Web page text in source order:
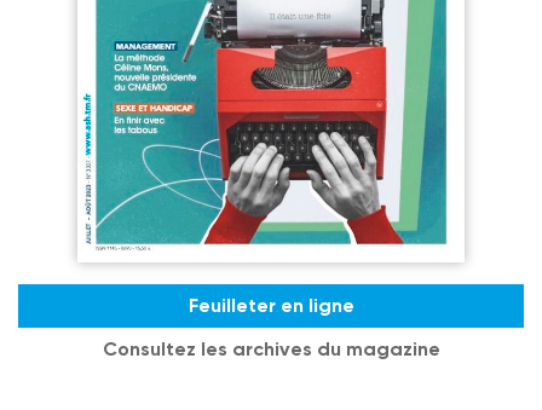
Feuilleter en ligne
Consultez les archives du magazine